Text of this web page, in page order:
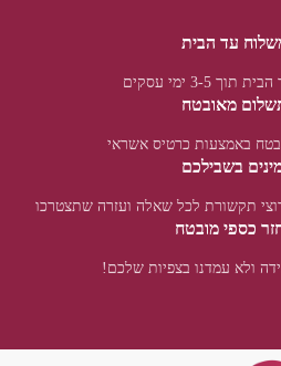
עד הבית
3-5 ימי עסקים
מאובטח
באמצעות כרטיס אשראי
בשבילכם
תקשורת לכל שאלה ועזרה שתצטרכו
כספי מובטח
ולא עמדנו בצפיות שלכם!